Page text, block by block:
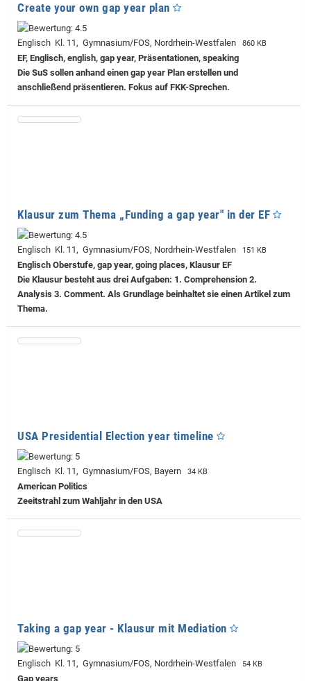
Create your own gap year plan
Englisch Kl. 11, Gymnasium/FOS, Nordrhein-Westfalen 860 KB
EF, Englisch, english, gap year, Präsentationen, speaking
Die SuS sollen anhand einen gap year Plan erstellen und
anschließend präsentieren. Fokus auf FKK-Sprechen.
Klausur zum Thema „Funding a gap year" in der EF
Englisch Kl. 11, Gymnasium/FOS, Nordrhein-Westfalen 151 KB
Englisch Oberstufe, gap year, going places, Klausur EF
Die Klausur besteht aus drei Aufgaben: 1. Comprehension 2.
Analysis 3. Comment. Als Grundlage beinhaltet sie einen Artikel zum
Thema.
USA Presidential Election year timeline
Englisch Kl. 11, Gymnasium/FOS, Bayern 34 KB
American Politics
Zeeitstrahl zum Wahljahr in den USA
Taking a gap year - Klausur mit Mediation
Englisch Kl. 11, Gymnasium/FOS, Nordrhein-Westfalen 54 KB
Gap years